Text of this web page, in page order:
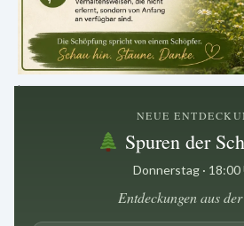
.
NEUE
Spuren der
Donnerstag · 18:00
Entdeckungen aus